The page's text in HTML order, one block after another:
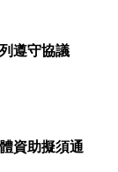
遵守協議
資助擬須通